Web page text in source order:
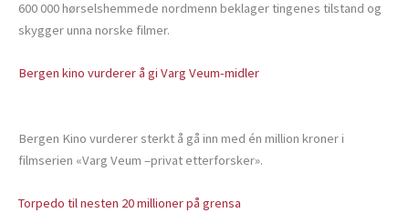
600 000 hørselshemmede nordmenn beklager tingenes tilstand og
skygger unna norske filmer.
Bergen kino vurderer å gi Varg Veum-midler
Bergen Kino vurderer sterkt å gå inn med én million kroner i
filmserien «Varg Veum –privat etterforsker».
Torpedo til nesten 20 millioner på grensa